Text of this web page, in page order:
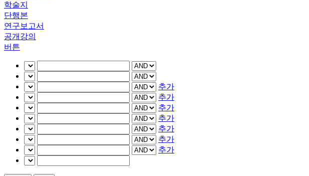
학술지
단행본
연구보고서
공개강의
버튼
추가
추가
추가
추가
추가
추가
추가